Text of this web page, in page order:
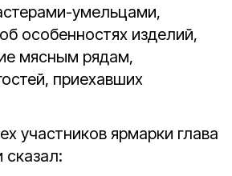
умельцами,
особенностях изделий,
мясным рядам,
приехавших
участников ярмарки глава
сказал: